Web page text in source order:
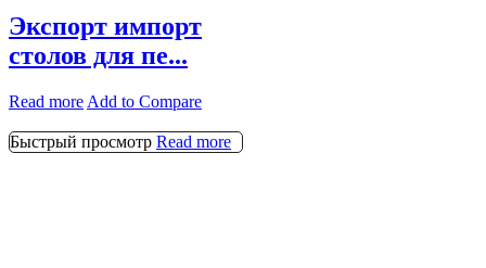
Экспорт импорт
столов для пе...
Read more Add to Compare
Быстрый просмотр Read more